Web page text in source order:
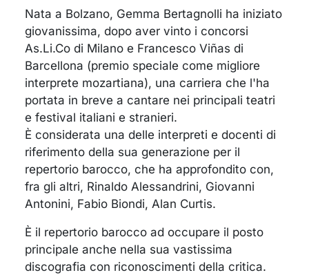
Nata a Bolzano, Gemma Bertagnolli ha iniziato
giovanissima, dopo aver vinto i concorsi
As.Li.Co di Milano e Francesco Viñas di
Barcellona (premio speciale come migliore
interprete mozartiana), una carriera che l'ha
portata in breve a cantare nei principali teatri
e festival italiani e stranieri.
È considerata una delle interpreti e docenti di
riferimento della sua generazione per il
repertorio barocco, che ha approfondito con,
fra gli altri, Rinaldo Alessandrini, Giovanni
Antonini, Fabio Biondi, Alan Curtis.
È il repertorio barocco ad occupare il posto
principale anche nella sua vastissima
discografia con riconoscimenti della critica.